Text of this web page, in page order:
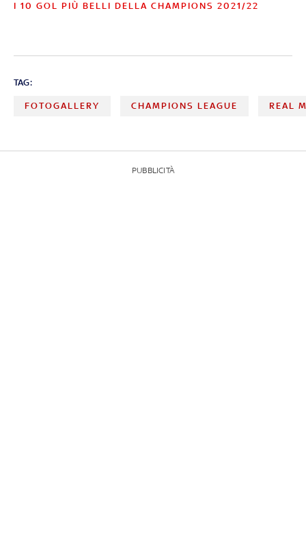
I 10 GOL PIÙ BELLI DELLA CHAMPIONS 2021/22
TAG:
FOTOGALLERY CHAMPIONS LEAGUE REAL
PUBBLICITÀ